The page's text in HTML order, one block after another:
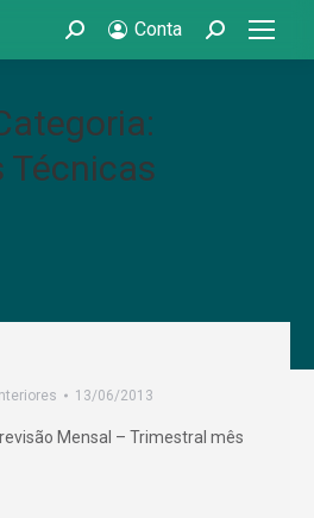
Search: Conta Search:
Técnicas
13/06/2013
Mensal – Trimestral mês